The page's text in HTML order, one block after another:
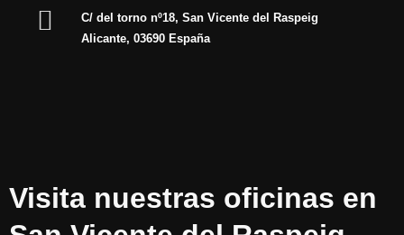
C/ del torno nº18, San Vicente del Raspeig
Alicante, 03690 España
Visita nuestras oficinas en